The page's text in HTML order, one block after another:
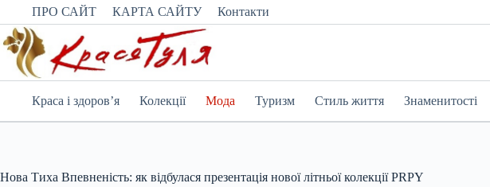
Перейти
вмісту
ПРО САЙТ КАРТА САЙТУ Контакти
Краса і здоров’я Колекції Мода Туризм Стиль життя Знаменитості
Нова Тиха Впевненість: як відбулася презентація нової літньої колекції PRPY